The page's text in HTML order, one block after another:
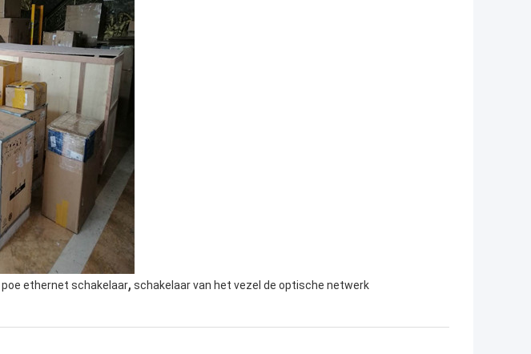
poe ethernet schakelaar, schakelaar van het vezel de optische netwerk